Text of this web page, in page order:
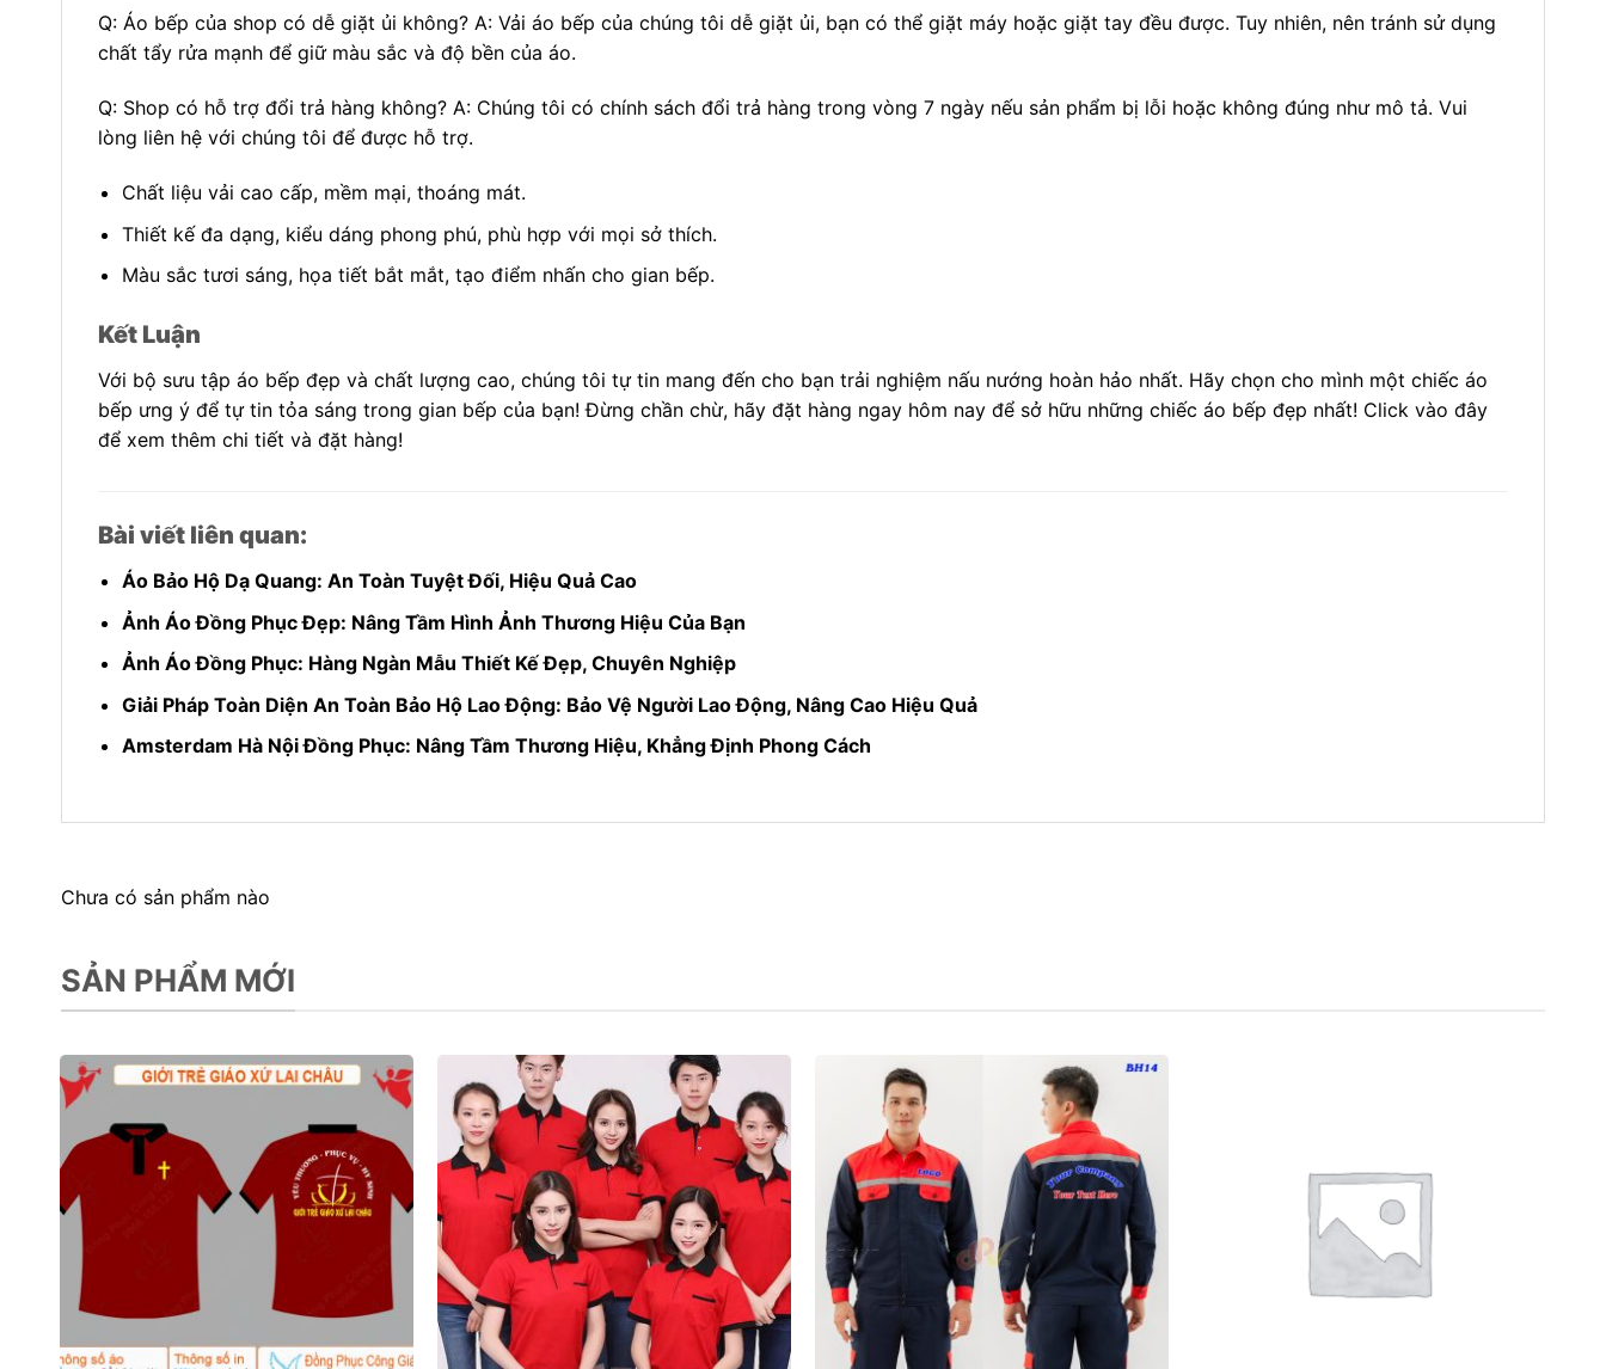
Q: Áo bếp của shop có dễ giặt ủi không? A: Vải áo bếp của chúng tôi dễ giặt ủi, bạn có thể giặt máy hoặc giặt tay đều được. Tuy nhiên, nên tránh sử dụng
chất tẩy rửa mạnh để giữ màu sắc và độ bền của áo.
Q: Shop có hỗ trợ đổi trả hàng không? A: Chúng tôi có chính sách đổi trả hàng trong vòng 7 ngày nếu sản phẩm bị lỗi hoặc không đúng như mô tả. Vui
lòng liên hệ với chúng tôi để được hỗ trợ.
Chất liệu vải cao cấp, mềm mại, thoáng mát.
Thiết kế đa dạng, kiểu dáng phong phú, phù hợp với mọi sở thích.
Màu sắc tươi sáng, họa tiết bắt mắt, tạo điểm nhấn cho gian bếp.
Kết Luận
Với bộ sưu tập áo bếp đẹp và chất lượng cao, chúng tôi tự tin mang đến cho bạn trải nghiệm nấu nướng hoàn hảo nhất. Hãy chọn cho mình một chiếc áo
bếp ưng ý để tự tin tỏa sáng trong gian bếp của bạn! Đừng chần chừ, hãy đặt hàng ngay hôm nay để sở hữu những chiếc áo bếp đẹp nhất! Click vào đây
để xem thêm chi tiết và đặt hàng!
Bài viết liên quan:
Áo Bảo Hộ Dạ Quang: An Toàn Tuyệt Đối, Hiệu Quả Cao
Ảnh Áo Đồng Phục Đẹp: Nâng Tầm Hình Ảnh Thương Hiệu Của Bạn
Ảnh Áo Đồng Phục: Hàng Ngàn Mẫu Thiết Kế Đẹp, Chuyên Nghiệp
Giải Pháp Toàn Diện An Toàn Bảo Hộ Lao Động: Bảo Vệ Người Lao Động, Nâng Cao Hiệu Quả
Amsterdam Hà Nội Đồng Phục: Nâng Tầm Thương Hiệu, Khẳng Định Phong Cách
Chưa có sản phẩm nào
SẢN PHẨM MỚI